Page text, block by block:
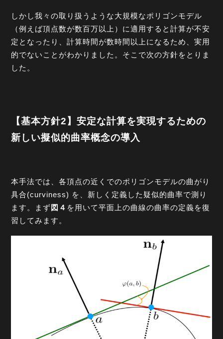
しかし我々の取り扱うような大規模なポリゴンモデル
（例えば頂点数が数百万以上）に適用すると計算が不安
定となったり、計算時間が数時間以上になるため、実用
的でないことがわかりました。そこで次の方針をとりま
した。
【基本方針2】安定な計算を実現するための
新しい擬似的曲率概念の導入
本手法では、各頂点の近くでのポリゴンモデルの曲がり
具合(curviness) を、新しく定義した疑似的曲率で測り
ます。まず図４ を用いて平面上の曲線の曲率の定義を復
習してみます。